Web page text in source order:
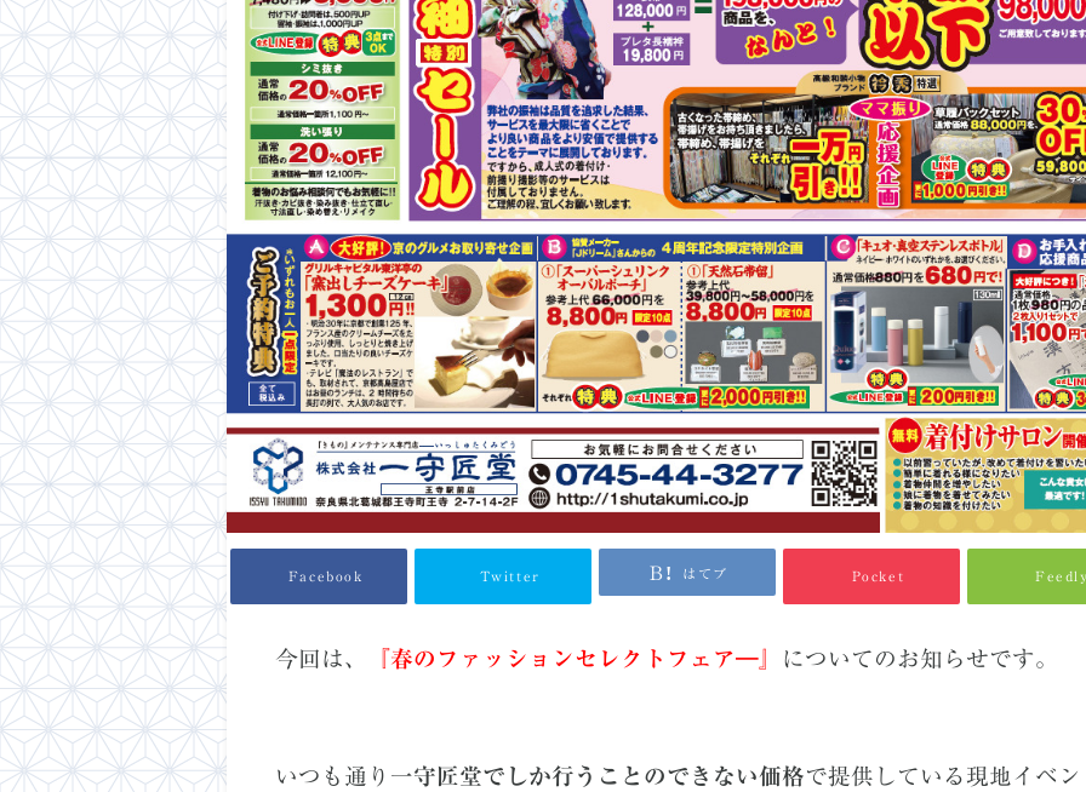
Facebook Twitter はてブ Pocket
今回は、 『春のファッションセレクトフェア―』 についてのお知らせです。
いつも通り 一守匠堂でしか行うことのできない価格で提供している現地イベン